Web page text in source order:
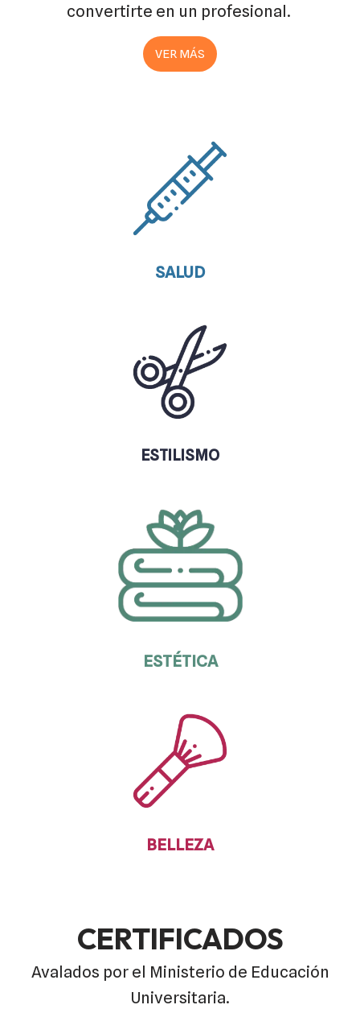
convertirte en un profesional.
VER MÁS
SALUD
ESTILISMO
ESTÉTICA
BELLEZA
CERTIFICADOS
Avalados por el Ministerio de Educación
Universitaria.